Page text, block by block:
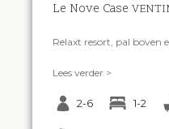
Le Nove Case
Relaxt resort, pal boven
Lees verder >
2-6 1-2